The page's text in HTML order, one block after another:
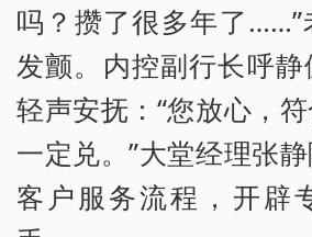
吗？攒了很多年了……”
发颤。内控副行长呼静
轻声安抚：“您放心，
一定兑。”大堂经理张
客户服务流程，开辟